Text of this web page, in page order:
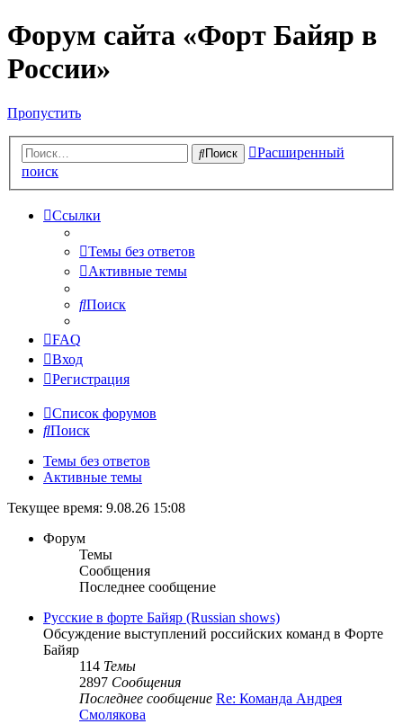
Форум сайта «Форт Байяр в
России»
Пропустить
Поиск
Расширенный
поиск
Ссылки
Темы без ответов
Активные темы
Поиск
FAQ
Вход
Регистрация
Список форумов
Поиск
Темы без ответов
Активные темы
Текущее время: 9.08.26 15:08
Форум
Темы
Сообщения
Последнее сообщение
Русские в форте Байяр (Russian shows)
Обсуждение выступлений российских команд в Форте
Байяр
114 Темы
2897 Сообщения
Последнее сообщение Re: Команда Андрея
Смолякова